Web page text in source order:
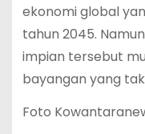
ekonomi global
tahun 2045.
impian tersebut
bayangan yang
Foto